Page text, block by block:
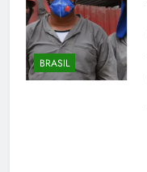
BRASIL